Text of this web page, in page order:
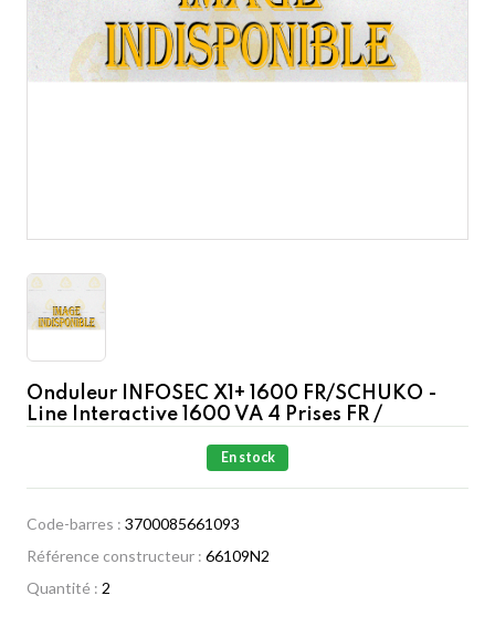
Onduleur INFOSEC X1+ 1600 FR/SCHUKO -
Line Interactive 1600 VA 4 Prises FR /
En stock
Code-barres : 3700085661093
Référence constructeur : 66109N2
Quantité : 2